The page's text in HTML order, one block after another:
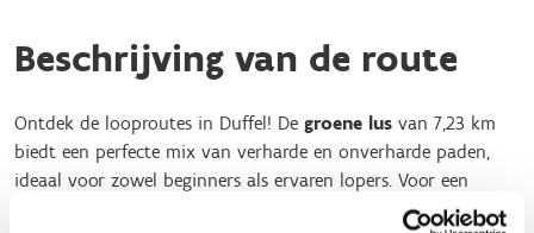
Beschrijving van de route
Ontdek de looproutes in Duffel! De groene lus van 7,23 km
biedt een perfecte mix van verharde en onverharde paden,
ideaal voor zowel beginners als ervaren lopers. Voor een
van 5 km perfect. Zoek je